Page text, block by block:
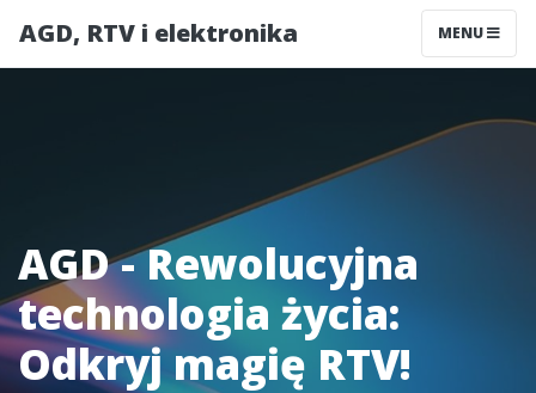
AGD, RTV i elektronika MENU
AGD - Rewolucyjna
technologia życia:
Odkryj magię RTV!